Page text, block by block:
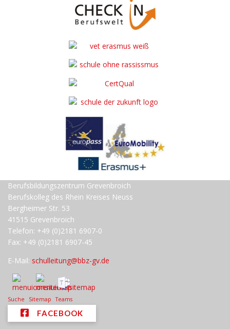
Berufsbildungszentrum Grevenbroich
Berufskolleg des Rhein Kreises Neuss
Bergheimer Str. 53
41515 Grevenbroich
Telefon: +49 (0)2181 6907-0
Fax: +49 (0)2181 6907-45
E-Mail: schulleitung@bbz-gv.de
Suche Sitemap Teams
FACEBOOK